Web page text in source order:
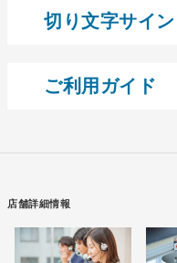
切り文字サイン
ご利用ガイド
店舗詳細情報